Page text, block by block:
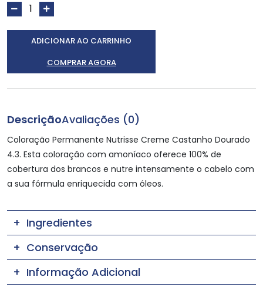
ADICIONAR AO CARRINHO
COMPRAR AGORA
DescriçãoAvaliações (0)
Coloração Permanente Nutrisse Creme Castanho Dourado
4.3. Esta coloração com amoníaco oferece 100% de
cobertura dos brancos e nutre intensamente o cabelo com
a sua fórmula enriquecida com óleos.
Ingredientes
Conservação
Informação Adicional